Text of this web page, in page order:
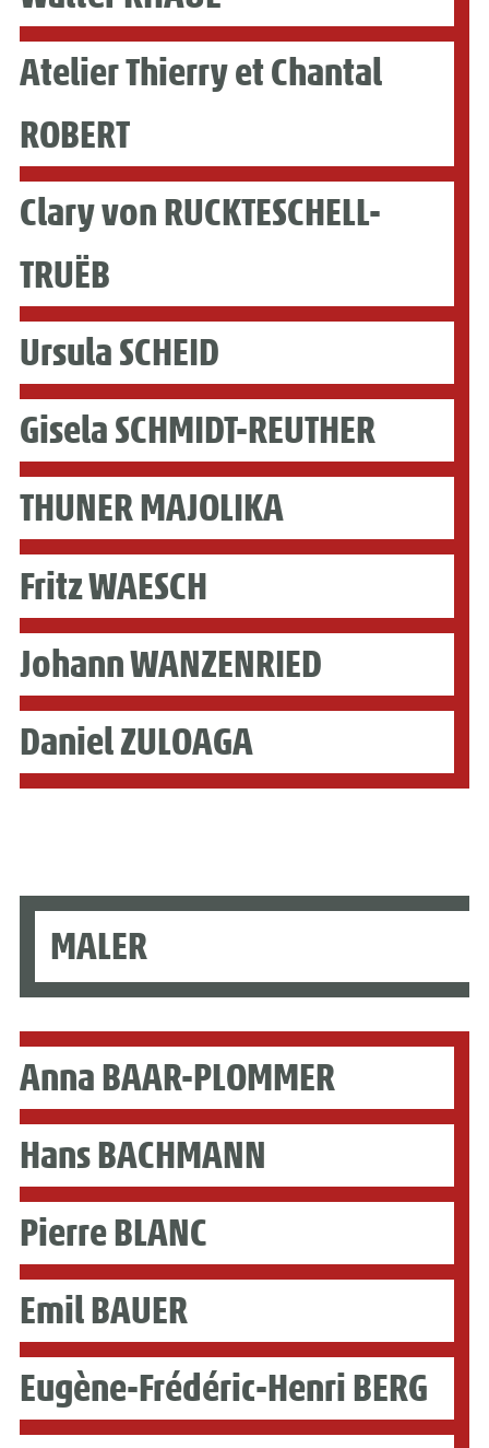
Atelier Thierry et Chantal
ROBERT
Clary von RUCKTESCHELL-
TRUËB
Ursula SCHEID
Gisela SCHMIDT-REUTHER
THUNER MAJOLIKA
Fritz WAESCH
Johann WANZENRIED
Daniel ZULOAGA
MALER
Anna BAAR-PLOMMER
Hans BACHMANN
Pierre BLANC
Emil BAUER
Eugène-Frédéric-Henri BERG